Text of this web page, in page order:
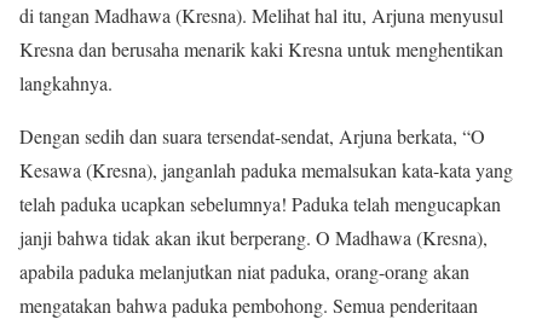
di tangan Madhawa (Kresna). Melihat hal itu, Arjuna menyusul
Kresna dan berusaha menarik kaki Kresna untuk menghentikan
langkahnya.
Dengan sedih dan suara tersendat-sendat, Arjuna berkata, “O
Kesawa (Kresna), janganlah paduka memalsukan kata-kata yang
telah paduka ucapkan sebelumnya! Paduka telah mengucapkan
janji bahwa tidak akan ikut berperang. O Madhawa (Kresna),
apabila paduka melanjutkan niat paduka, orang-orang akan
mengatakan bahwa paduka pembohong. Semua penderitaan